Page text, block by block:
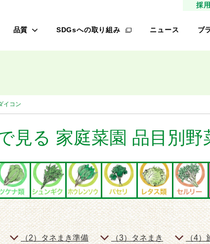
採
品質
商品管理
SDGsへの取り組み ニュース ブ
オ
ロメイ
タキ
イコン
見る 家庭菜園 品目別野
（2）タネまき準備 （3）タネまき （4）